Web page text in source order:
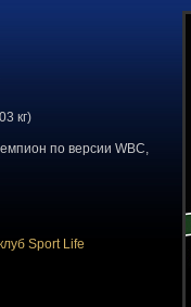
кг)
по версии WBC,
Sport Life